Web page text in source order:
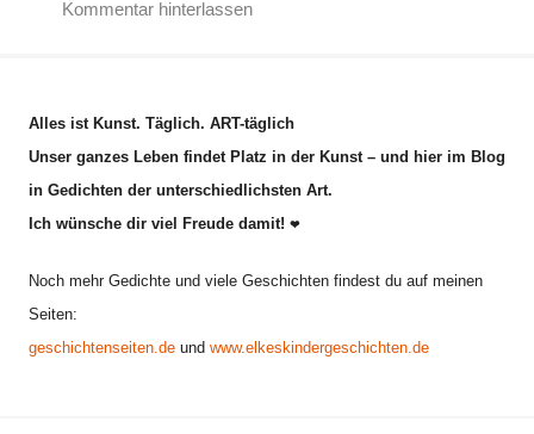
h
l
i
n
s
g
e
Kommentar hinterlassen
Alles ist Kunst. Täglich. ART-täglich
Unser ganzes Leben findet Platz in der Kunst – und hier im Blog
in Gedichten der unterschiedlichsten Art.
Ich wünsche dir viel Freude damit! ❤
Noch mehr Gedichte und viele Geschichten findest du auf meinen
Seiten:
geschichtenseiten.de und www.elkeskindergeschichten.de